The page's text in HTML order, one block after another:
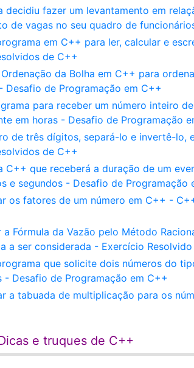
decidiu fazer um levantamento em
de vagas no seu quadro de
em C++ para ler, calcular e
de C++
da Bolha em C++ para
Desafio de Programação em C++
para receber um número inteiro
em horas - Desafio de Programação
de três dígitos, separá-lo e invertê-lo,
de C++
C++ que receberá a duração de um
e segundos - Desafio de Programação
os fatores de um número em C++ -
a Fórmula da Vazão pelo Método
a ser considerada - Exercício
que solicite dois números do
- Desafio de Programação em C++
a tabuada de multiplicação para os
e truques de C++